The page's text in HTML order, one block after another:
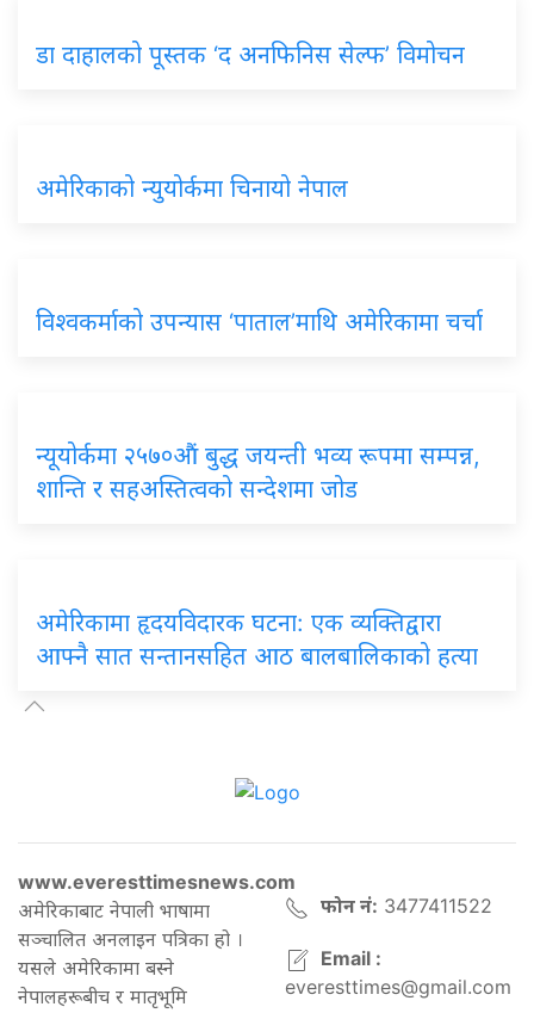
डा दाहालको पूस्तक ‘द अनफिनिस सेल्फ’ विमोचन
अमेरिकाको न्युयोर्कमा चिनायो नेपाल
विश्वकर्माको उपन्यास ‘पाताल’माथि अमेरिकामा चर्चा
न्यूयोर्कमा २५७०औं बुद्ध जयन्ती भव्य रूपमा सम्पन्न,
शान्ति र सहअस्तित्वको सन्देशमा जोड
अमेरिकामा हृदयविदारक घटना: एक व्यक्तिद्वारा
आफ्नै सात सन्तानसहित आठ बालबालिकाको हत्या
www.everesttimesnews.com
अमेरिकाबाट नेपाली भाषामा
सञ्चालित अनलाइन पत्रिका हो ।
यसले अमेरिकामा बस्ने
नेपालहरूबीच र मातृभूमि
फोन नं: 3477411522
Email :
everesttimes@gmail.com